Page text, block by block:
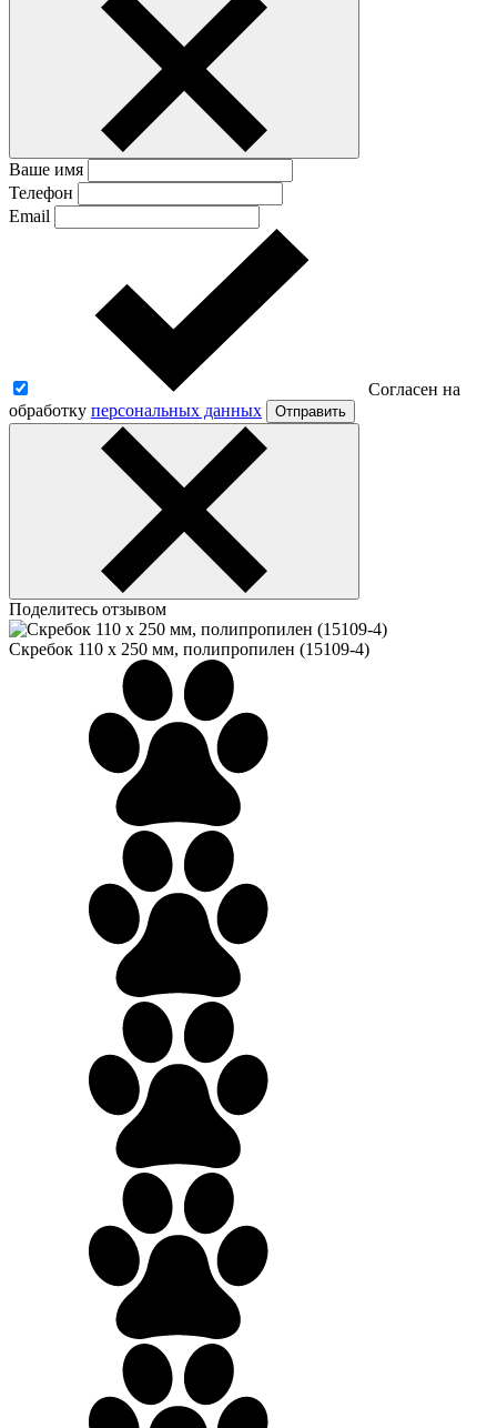
Ваше имя
Телефон
Email
Согласен на
обработку персональных данных Отправить
Поделитесь отзывом
Скребок 110 x 250 мм, полипропилен (15109-4)